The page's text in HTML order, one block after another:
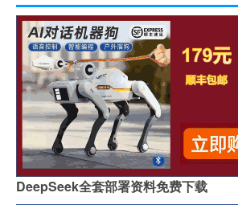
DeepSeek全套部署资料免费下载